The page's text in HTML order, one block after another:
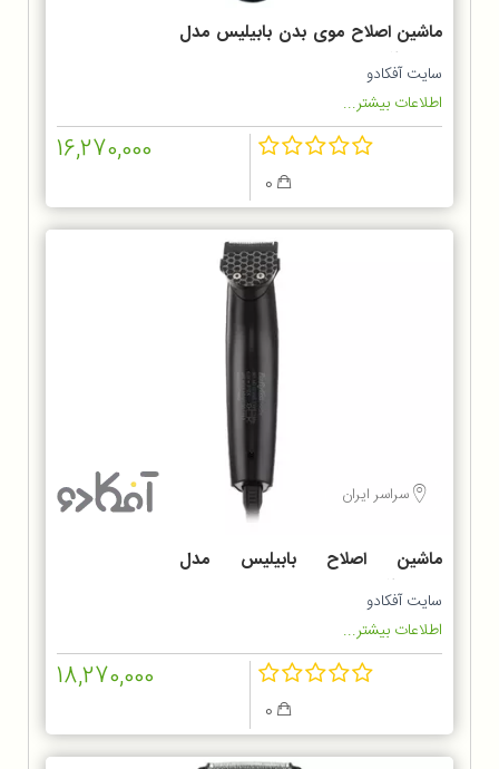
ماشین اصلاح موی بدن بابیلیس مدل
BG120SDE
سایت آفکادو
اطلاعات بیشتر...
16,270,000
سراسر ایران
ماشین اصلاح بابیلیس مدل
MT727SDE
سایت آفکادو
اطلاعات بیشتر...
18,270,000